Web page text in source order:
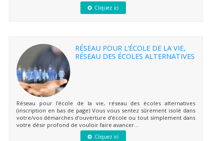
Cliquez ici
RÉSEAU POUR L’ÉCOLE DE LA VIE,
RÉSEAU DES ÉCOLES ALTERNATIVES
Réseau pour l'école de la vie, réseau des écoles alternatives
(inscription en bas de page) Vous vous sentez sûrement isolé dans
votre/vos démarches d'ouverture d'école ou tout simplement dans
votre désir profond de vouloir faire avancer...
Cliquez ici